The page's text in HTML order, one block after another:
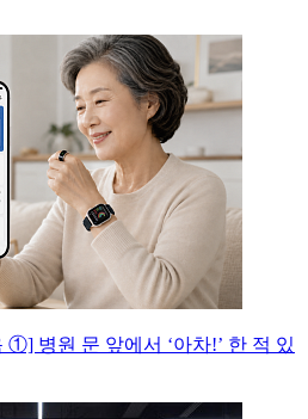
①] 병원 문 앞에서 ‘아차!’ 한 적 있